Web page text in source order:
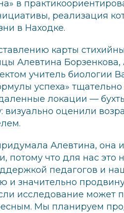
в
реализация
в Находке.
карты
Алевтина
учитель биологии
успеха»
локации —
визуально оценили
Алевтина, она
потому что для нас
педагогов и
и значительно
исследование может
Мы планируем